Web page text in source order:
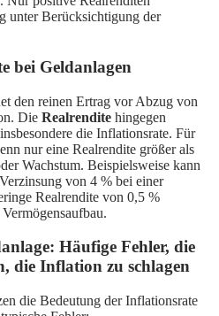
unter Berücksichtigung der
bei Geldanlagen
den reinen Ertrag vor Abzug von
Die Realrendite hingegen
die Inflationsrate. Für
nur eine Realrendite größer als
Wachstum. Beispielsweise kann
von 4 % bei einer
Realrendite von 0,5 %
Häufige Fehler, die
die Inflation zu schlagen
die Bedeutung der Inflationsrate